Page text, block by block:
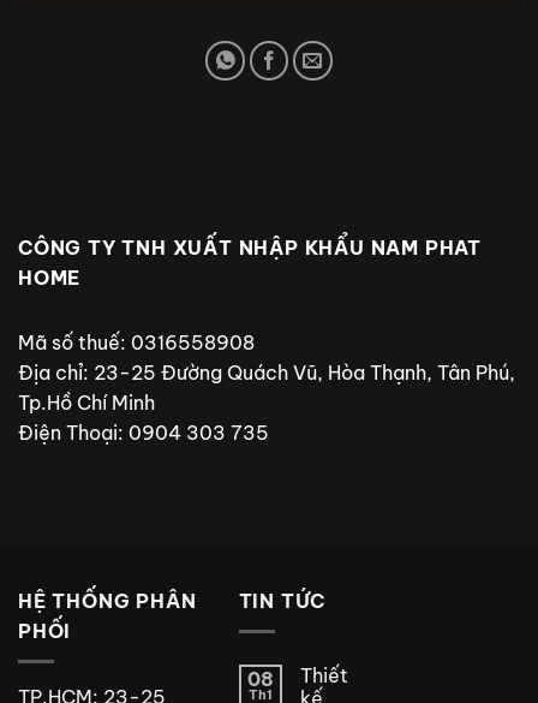
CÔNG TY TNH XUẤT NHẬP KHẨU NAM PHAT
HOME
Mã số thuế: 0316558908
Địa chỉ: 23-25 Đường Quách Vũ, Hòa Thạnh, Tân Phú,
Tp.Hồ Chí Minh
Điện Thoại: 0904 303 735
HỆ THỐNG PHÂN
PHỐI
TP.HCM: 23-25
TIN TỨC
08
Th1
Thiết
kế